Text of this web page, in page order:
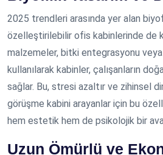
2025 trendleri arasında yer alan
özelleştirilebilir ofis kabinlerinde de
malzemeler, bitki entegrasyonu
kullanılarak kabinler, çalışanların
sağlar. Bu, stresi azaltır ve zihinsel
görüşme kabini arayanlar için bu
hem estetik hem de psikolojik bir
Uzun Ömürlü ve